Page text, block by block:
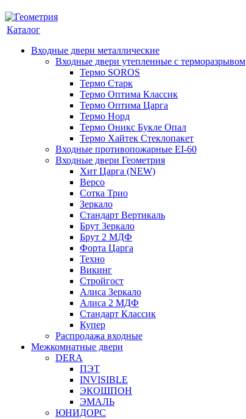
Каталог
Входные двери металлические
Входные двери утепленные с терморазрывом
Термо SOROS
Термо Старк
Термо Оптима Классик
Термо Оптима Царга
Термо Норд
Термо Оникс Букле Опал
Термо Хайтек Стеклопакет
Входные противопожарные EI-60
Входные двери Геометрия
Хит Царга (NEW)
Версо
Сотка Трио
Зеркало
Стандарт Вертикаль
Брут Зеркало
Брут 2 МДФ
Форта Царга
Техно
Викинг
Стройгост
Алиса Зеркало
Алиса 2 МДФ
Стандарт Классик
Купер
Распродажа входные
Межкомнатные двери
DERA
ПЭТ
INVISIBLE
ЭКОШПОН
ЭМАЛЬ
ЮНИДОРС